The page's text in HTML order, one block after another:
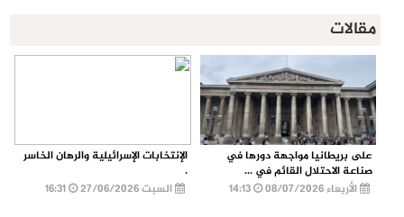
مقالات
على بريطانيا مواجهة دورها في
صناعة الاحتلال القائم في ...
الأربعاء 08/07/2026
الإنتخابات الإسرائيلية والرهان الخاسر
.
السبت 27/06/2026
16:31